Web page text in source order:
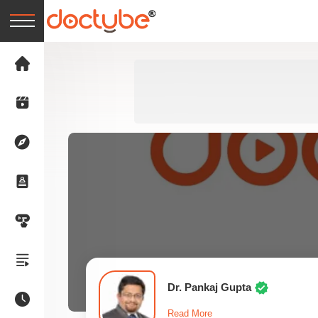
Dr. Pankaj Gupta
Read More